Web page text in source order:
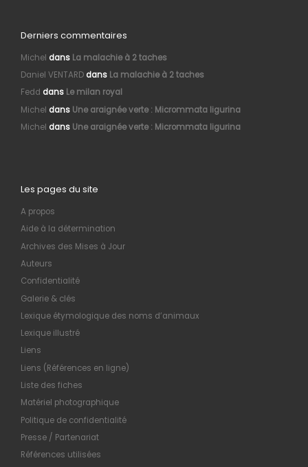
Derniers commentaires
Michel dans La malachie à 2 taches
Daniel VENTARDdans La malachie à 2 taches
Fedd dans Le milan royal
Michel dans Une araignée verte : Micrommata ligurina
Michel dans Une araignée verte : Micrommata ligurina
Les pages du site
A propos
Aide à la détermination
Archives des Mises à Jour
Auteurs
Confidentialité
Galerie & clés
Lexique étymologique des noms d’animaux
Lexique illustré
Liens
Liens (Références en ligne)
Liste des fiches
Matériel photographique
Politique de confidentialité
Presse / Partenariat
Références utilisées